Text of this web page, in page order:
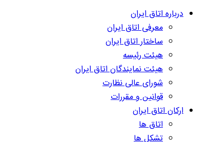
درباره اتاق ایران
معرفی اتاق ایران
ساختار اتاق ایران
هیئت رئیسه
هیئت نمایندگان اتاق ایران
شورای عالی نظارت
قوانین و مقررات
ارکان اتاق ایران
اتاق ها
تشکل ها